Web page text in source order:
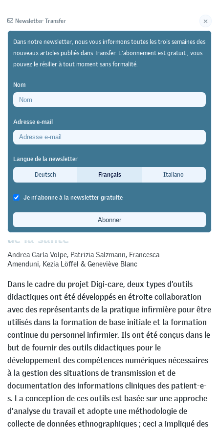
Newsletter Archives
20/06/24
Outils didactiques pour la formation initiale et
Les compétences numériques
deviennent de plus en plus
importantes aussi dans le secteur
de la santé
Andrea Carla Volpe, Patrizia Salzmann, Francesca
Amenduni, Kezia Löffel &Geneviève Blanc
Dans le cadre du projet Digi-care, deux types d’outils
didactiques ont été développés en étroite collaboration
avec des représentants de la pratique infirmière pour être
utilisés dans la formation de base initiale et la formation
continue du personnel infirmier. Ils ont été conçus dans le
but de fournir des outils didactiques pour le
développement des compétences numériques nécessaires
à la gestion des situations de transmission et de
documentation des informations cliniques des patient-e-
s. La conception de ces outils est basée sur une approche
d’analyse du travail et adopte une méthodologie de
collecte de données ethnographiques ; ceci a impliqué des
Newsletter Transfer
Dans notre newsletter, nous vous informons toutes les trois semaines des
nouveaux articles publiés dans Transfer. L'abonnement est gratuit ; vous
pouvez le résilier à tout moment sans formalité.
Nom
Adresse e-mail
Langue de la newsletter
Deutsch
Français Italiano
Je m'abonne à la newsletter gratuite